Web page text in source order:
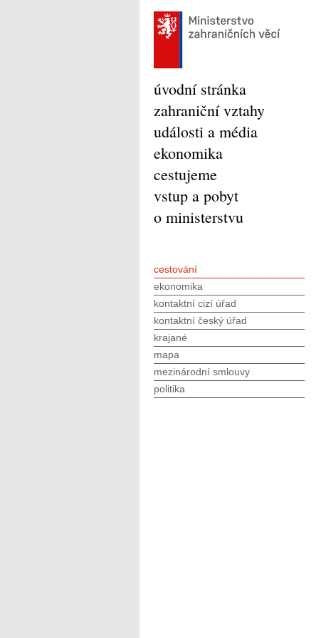
úvodní stránka
zahraniční vztahy
události a média
ekonomika
cestujeme
vstup a pobyt
o ministerstvu
cestování
ekonomika
kontaktní cizí úřad
kontaktní český úřad
krajané
mapa
mezinárodní smlouvy
politika